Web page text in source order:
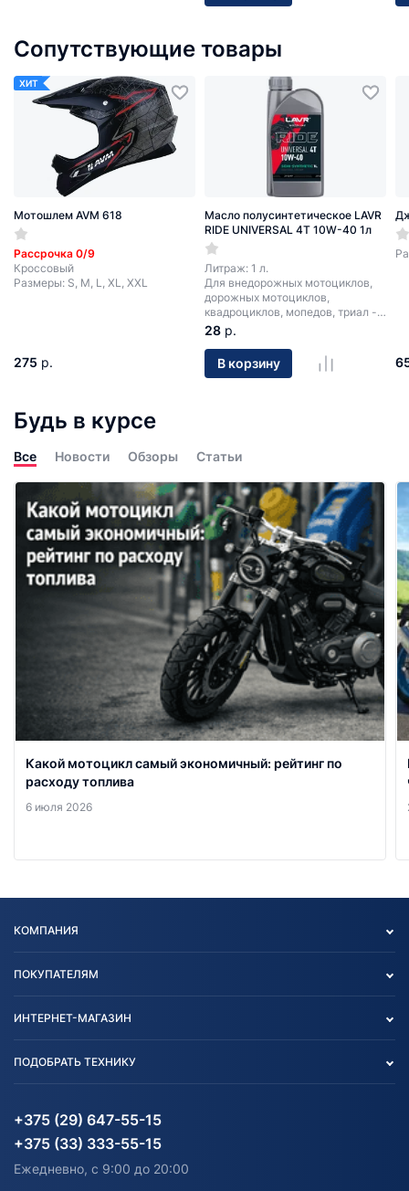
Сопутствующие товары
ХИТ
Мотошлем AVM 618
Рассрочка 0/9
Кроссовый
Размеры: S, M, L, XL, XXL
275 р.
Масло полусинтетическое LAVR
RIDE UNIVERSAL 4T 10W-40 1л
Литраж: 1 л.
Для внедорожных мотоциклов,
дорожных мотоциклов,
квадроциклов, мопедов, триал -
мотоциклов.
28 р.
В корзину
Будь в курсе
Все Новости Обзоры Статьи
Какой мотоцикл самый экономичный: рейтинг по
расходу топлива
6 июля 2026
КОМПАНИЯ
Блог
Карта сайта
ПОКУПАТЕЛЯМ
Согласие на обработку
Информация до получения
согласия на обработку
Доставка
ИНТЕРНЕТ-МАГАЗИН
Агротехника
Водный транспорт
Электротранспорт
Здоровье
ПОДОБРАТЬ ТЕХНИКУ
Агротехника
Электротранспорт
+375 (29) 647-55-15
+375 (33) 333-55-15
Ежедневно, с 9:00 до 20:00